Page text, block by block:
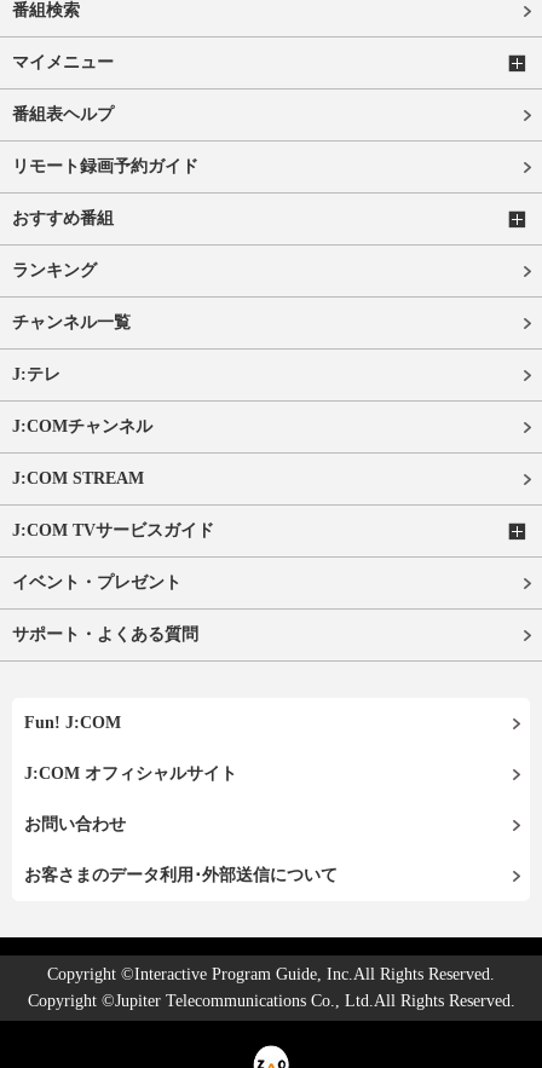
番組検索
マイメニュー
番組表ヘルプ
リモート録画予約ガイド
おすすめ番組
ランキング
チャンネル一覧
J:テレ
J:COMチャンネル
J:COM STREAM
J:COM TVサービスガイド
イベント・プレゼント
サポート・よくある質問
Fun! J:COM
J:COM オフィシャルサイト
お問い合わせ
お客さまのデータ利用･外部送信について
Copyright ©Interactive Program Guide, Inc.All Rights Reserved.
Copyright ©Jupiter Telecommunications Co., Ltd.All Rights Reserved.